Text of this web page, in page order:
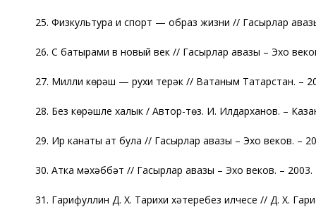
25. Физкультура и спорт — образ жизни // Гасырлар
26. С батырами в новый век // Гасырлар авазы – Эхо
27. Милли көрәш — рухи терәк // Ватаным Татарстан. –
28. Без көрәшле халык / Автор-төз. И. Илдарханов. –
29. Ир канаты ат була // Гасырлар авазы – Эхо веков. –
30. Атка мәхәббәт // Гасырлар авазы – Эхо веков. –
31. Гарифуллин Д. Х. Тарихи хәтеребез илчесе // Д. Х.